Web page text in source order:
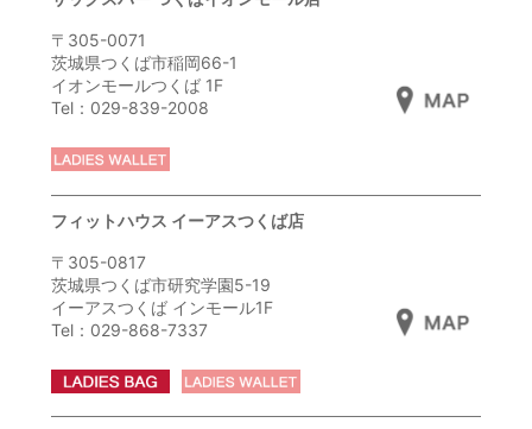
〒305-0071
茨城県つくば市稲岡66-1
イオンモールつくば 1F
Tel：029-839-2008
フィットハウス イーアスつくば店
〒305-0817
茨城県つくば市研究学園5-19
イーアスつくば インモール1F
Tel：029-868-7337